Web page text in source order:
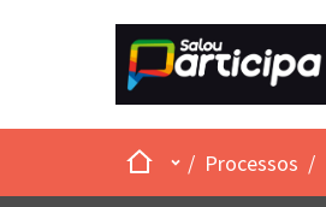
Inici Menú principal
/ Processos /